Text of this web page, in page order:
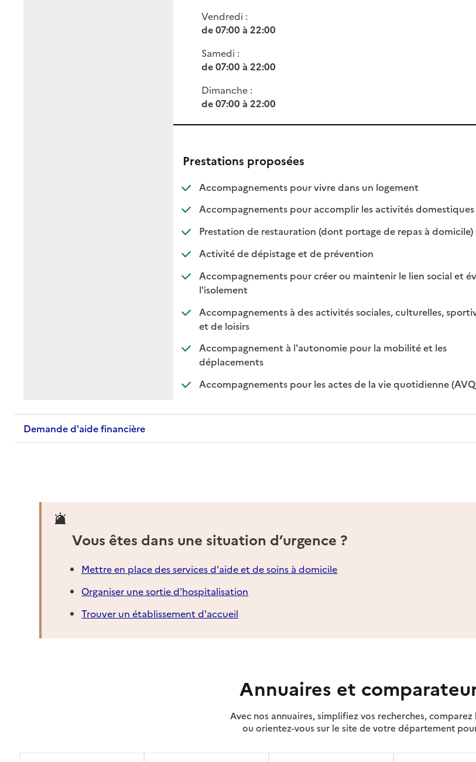
Vendredi :
de 07:00 à 22:00
Samedi :
de 07:00 à 22:00
Dimanche :
de 07:00 à 22:00
Prestations proposées
Accompagnements pour vivre dans un logement: disponible
: non disponible
Accompagnements pour accomplir les activités domestiques
:
:
Prestation de restauration (dont portage de repas à domicile)
:
:
Activité de dépistage et de prévention: disponible
: non disponible
Accompagnements pour créer ou maintenir le lien social et
l'isolement: disponible
: non disponible
Accompagnements à des activités sociales, culturelles,
et de loisirs: disponible
: non disponible
Accompagnement à l'autonomie pour la mobilité et les
déplacements: disponible
: non disponible
Accompagnements pour les actes de la vie quotidienne
:
:
Demande d'aide financière
Vous êtes dans une situation d’urgence ?
Mettre en place des services d'aide et de soins à domicile
Organiser une sortie d'hospitalisation
Trouver un établissement d'accueil
Annuaires et
Avec nos annuaires, simplifiez vos recherches, comparez
ou orientez-vous sur le site de votre département